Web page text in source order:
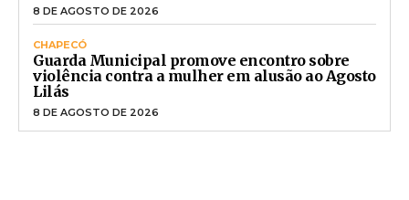
8 DE AGOSTO DE 2026
CHAPECÓ
Guarda Municipal promove encontro sobre
violência contra a mulher em alusão ao Agosto
Lilás
8 DE AGOSTO DE 2026